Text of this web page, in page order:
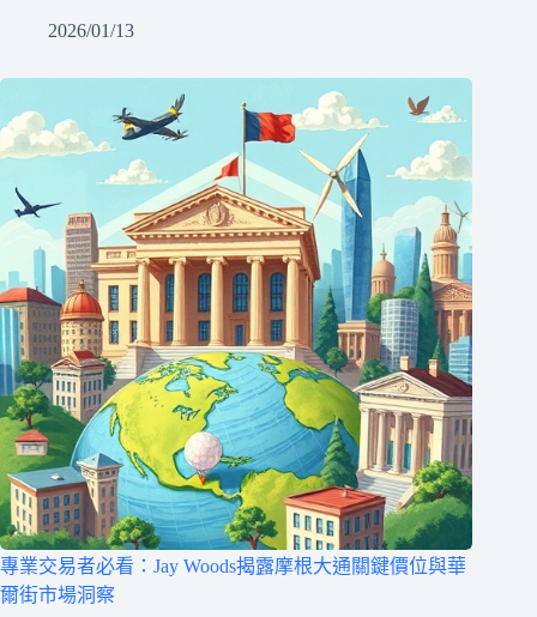
2026/01/13
專業交易者必看：Jay Woods揭露摩根大通關鍵價位與華
爾街市場洞察